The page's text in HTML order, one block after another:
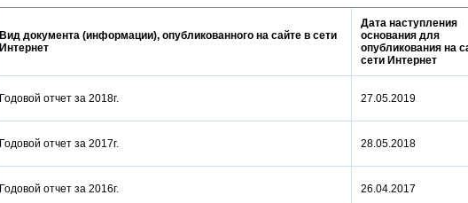
Вид документа (информации), опубликованного на сайте в сети
Интернет
Дата наступления
основания для
опубликования на
сети Интернет
Годовой отчет за 2018г. 27.05.2019
Годовой отчет за 2017г. 28.05.2018
Годовой отчет за 2016г. 26.04.2017